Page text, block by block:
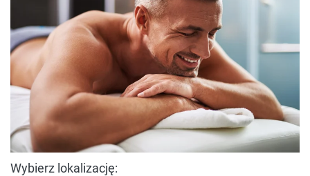
Wybierz lokalizację: